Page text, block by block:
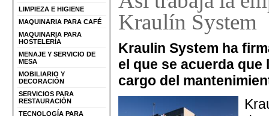
LIMPIEZA E HIGIENE
MAQUINARIA PARA CAFÉ
MAQUINARIA PARA
HOSTELERÍA
MENAJE Y SERVICIO DE
MESA
MOBILIARIO Y
DECORACIÓN
SERVICIOS PARA
RESTAURACIÓN
TECNOLOGÍA PARA
Kraulín System
Kraulin System ha
el que se acuerda
cargo del